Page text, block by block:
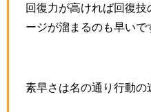
回復力が高ければ回復
ージが溜まるのも早いで
素早さは名の通り行動の